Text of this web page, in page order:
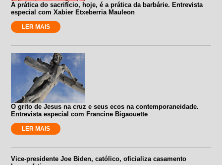
A prática do sacrifício, hoje, é a prática da barbárie. Entrevista
especial com Xabier Etxeberria Mauleon
LER MAIS
O grito de Jesus na cruz e seus ecos na contemporaneidade.
Entrevista especial com Francine Bigaouette
LER MAIS
Vice-presidente Joe Biden, católico, oficializa casamento